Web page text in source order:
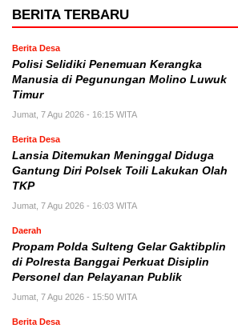
BERITA TERBARU
Berita Desa
Polisi Selidiki Penemuan Kerangka
Manusia di Pegunungan Molino Luwuk
Timur
Jumat, 7 Agu 2026 - 16:15 WITA
Berita Desa
Lansia Ditemukan Meninggal Diduga
Gantung Diri Polsek Toili Lakukan Olah
TKP
Jumat, 7 Agu 2026 - 16:03 WITA
Daerah
Propam Polda Sulteng Gelar Gaktibplin
di Polresta Banggai Perkuat Disiplin
Personel dan Pelayanan Publik
Jumat, 7 Agu 2026 - 15:50 WITA
Berita Desa